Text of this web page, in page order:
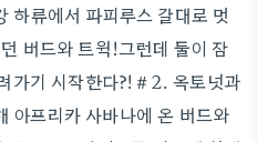
하류에서 파피루스 갈대로 멋
버드와 트윅!그런데 둘이 잠
가기 시작한다?!＃2. 옥토넛과
아프리카 사바나에 온 버드와